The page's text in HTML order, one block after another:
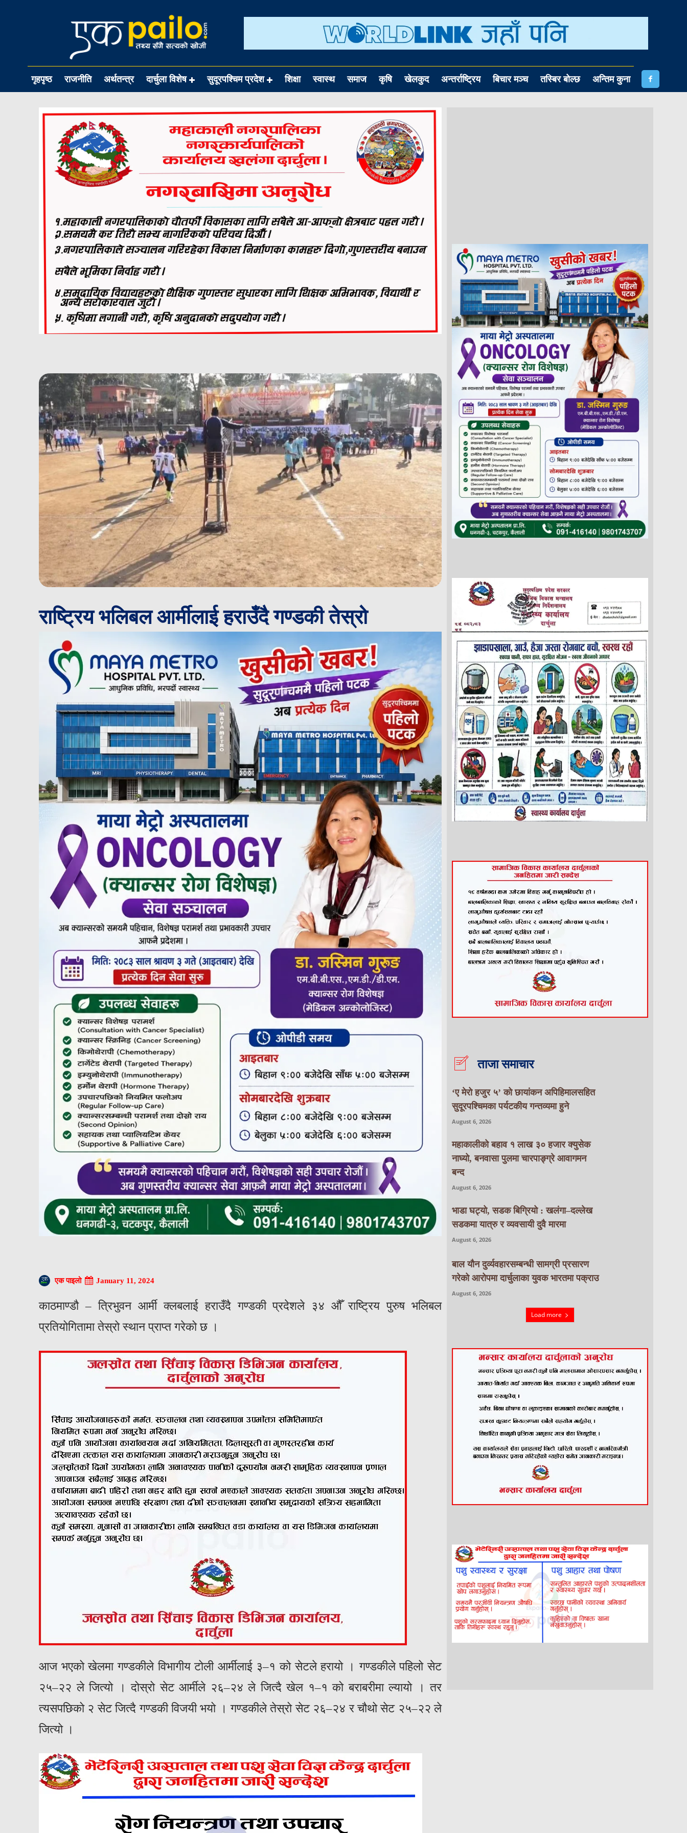
गृहपृष्ठ राजनीति अर्थतन्त्र दार्चुला विशेष सुदूरपश्चिम प्रदेश शिक्षा स्वास्थ समाज कृषि खेलकुद अन्तर्राष्ट्रिय बिचार मञ्च तस्बिर बोल्छ अन्तिम कुना
राष्ट्रिय भलिबल आर्मीलाई हराउँदै गण्डकी तेस्रो
एक पाइलो January 11, 2024
काठमाण्डौ – त्रिभुवन आर्मी क्लबलाई हराउँदै गण्डकी प्रदेशले ३४ औँ राष्ट्रिय पुरुष भलिबल
प्रतियोगितामा तेस्रो स्थान प्राप्त गरेको छ ।
आज भएको खेलमा गण्डकीले विभागीय टोली आर्मीलाई ३–१ को सेटले हरायो । गण्डकीले पहिलो सेट
२५–२२ ले जित्यो । दोस्रो सेट आर्मीले २६–२४ ले जित्दै खेल १–१ को बराबरीमा ल्यायो । तर
त्यसपछिको २ सेट जित्दै गण्डकी विजयी भयो । गण्डकीले तेस्रो सेट २६–२४ र चौथो सेट २५–२२ ले
जित्यो ।
ताजा समाचार
‘ए मेरो हजुर ५’ को छायांकन अपिहिमालसहित
सुदूरपश्चिमका पर्यटकीय गन्तव्यमा हुने
August 6, 2026
महाकालीको बहाव १ लाख ३० हजार क्युसेक
नाघ्यो, बनवासा पुलमा चारपाङ्ग्रे आवागमन
बन्द
August 6, 2026
भाडा घट्यो, सडक बिग्रियो : खलंगा–दल्लेख
सडकमा यात्रु र व्यवसायी दुवै मारमा
August 6, 2026
बाल यौन दुर्व्यवहारसम्बन्धी सामग्री प्रसारण
गरेको आरोपमा दार्चुलाका युवक भारतमा पक्राउ
August 6, 2026
Load more